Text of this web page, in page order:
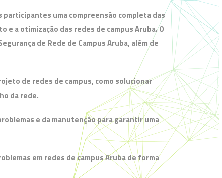
uma compreensão completa das
e a otimização das redes de campus Aruba. O
de Rede de Campus Aruba, além de
de redes de campus, como solucionar
da rede.
e da manutenção para garantir uma
em redes de campus Aruba de forma